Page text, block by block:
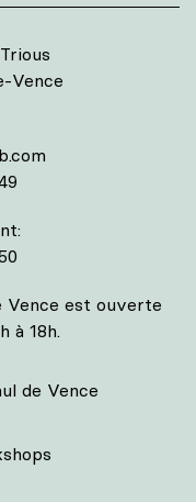
Vence
Vence est ouverte
à 18h.
de Vence